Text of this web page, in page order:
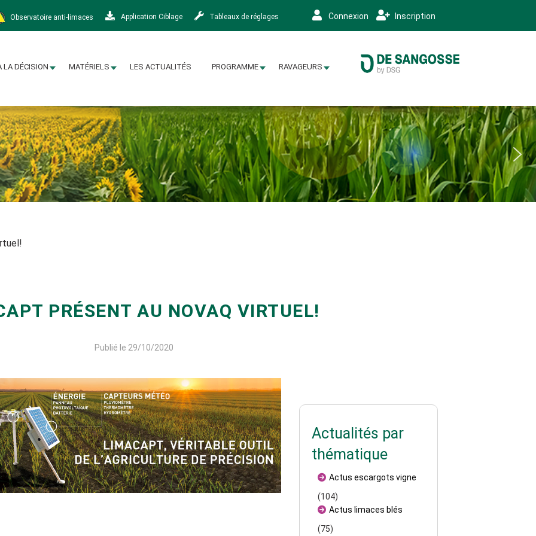
Observatoire anti-limaces Application Ciblage Tableaux de réglages Connexion Inscription
LA DÉCISION MATÉRIELS LES ACTUALITÉS PROGRAMME RAVAGEURS
PRÉSENT AU NOVAQ VIRTUEL!
Publié le 29/10/2020
Actualités par
thématique
Actus escargots vigne
(104)
Actus limaces blés
(75)